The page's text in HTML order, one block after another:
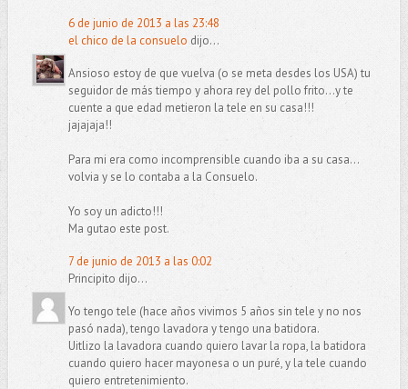
6 de junio de 2013 a las 23:48
el chico de la consuelo dijo...
Ansioso estoy de que vuelva (o se meta desdes los USA) tu
seguidor de más tiempo y ahora rey del pollo frito...y te
cuente a que edad metieron la tele en su casa!!!
jajajaja!!
Para mi era como incomprensible cuando iba a su casa...
volvia y se lo contaba a la Consuelo.
Yo soy un adicto!!!
Ma gutao este post.
7 de junio de 2013 a las 0:02
Principito dijo...
Yo tengo tele (hace años vivimos 5 años sin tele y no nos
pasó nada), tengo lavadora y tengo una batidora.
Uitlizo la lavadora cuando quiero lavar la ropa, la batidora
cuando quiero hacer mayonesa o un puré, y la tele cuando
quiero entretenimiento.